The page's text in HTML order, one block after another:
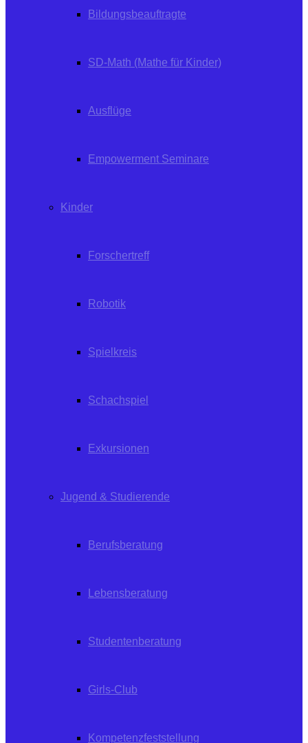
Bildungsbeauftragte
SD-Math (Mathe für Kinder)
Ausflüge
Empowerment Seminare
Kinder
Forschertreff
Robotik
Spielkreis
Schachspiel
Exkursionen
Jugend & Studierende
Berufsberatung
Lebensberatung
Studentenberatung
Girls-Club
Kompetenzfeststellung